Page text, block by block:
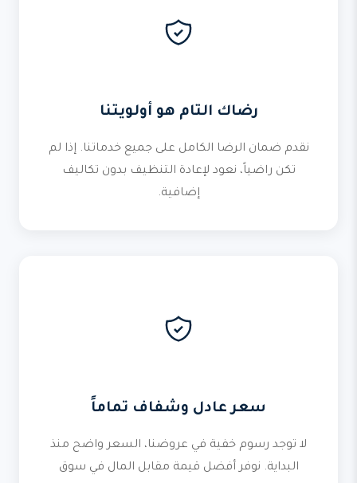
رضاك التام هو أولويتنا
نقدم ضمان الرضا الكامل على جميع خدماتنا. إذا لم
تكن راضياً، نعود لإعادة التنظيف بدون تكاليف
إضافية.
سعر عادل وشفاف تماماً
لا توجد رسوم خفية في عروضنا، السعر واضح منذ
البداية. نوفر أفضل قيمة مقابل المال في سوق